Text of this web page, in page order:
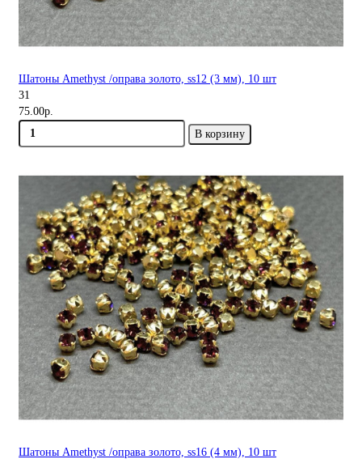
Шатоны Amethyst /оправа золото, ss12 (3 мм), 10 шт
31
75.00р.
В корзину
Шатоны Amethyst /оправа золото, ss16 (4 мм), 10 шт